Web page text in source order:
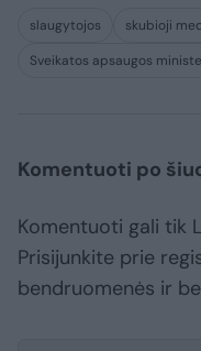
slaugytojos
skubioji
Sveikatos apsaugos
Komentuoti po
Komentuoti gali tik
Prisijunkite prie
bendruomenės ir